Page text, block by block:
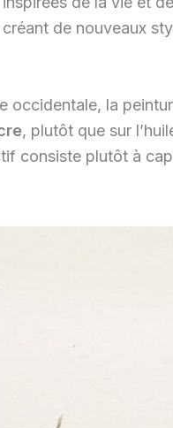
de nouveaux
occidentale, la
, plutôt que sur
consiste plutôt à